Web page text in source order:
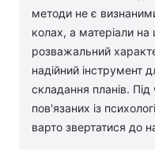
методи не є
колах, а матеріали
розважальний
надійний інструмент
складання планів.
пов'язаних із
варто звертатися до